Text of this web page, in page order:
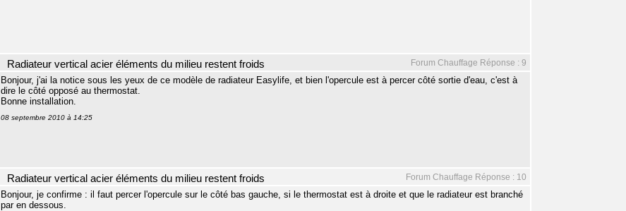
Forum Chauffage Réponse : 9
Radiateur vertical acier éléments du milieu restent froids
Bonjour, j'ai la notice sous les yeux de ce modèle de radiateur Easylife, et bien l'opercule est à percer côté sortie d'eau, c'est à
dire le côté opposé au thermostat.
Bonne installation.
08 septembre 2010 à 14:25
Forum Chauffage Réponse : 10
Radiateur vertical acier éléments du milieu restent froids
Bonjour, je confirme : il faut percer l'opercule sur le côté bas gauche, si le thermostat est à droite et que le radiateur est branché
par en dessous.